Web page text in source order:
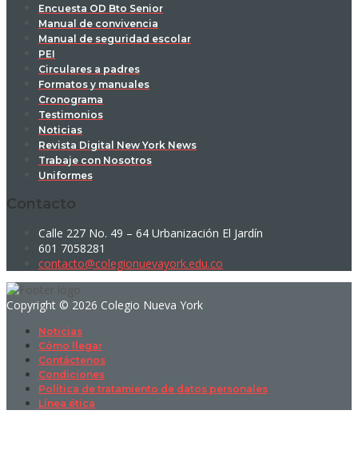
Encuesta OD Bto Senior
Manual de convivencia
Manual de seguridad escolar
PEI
Circulares a padres
Formatos y manuales
Cronograma
Testimonios
Noticias
Revista Digital New York News
Trabaje con Nosotros
Uniformes
Contacto
Calle 227 No. 49 – 64 Urbanización El Jardín
601 7058281
contacto@colegionuevayork.edu.co
Copyright © 2026 Colegio Nueva York
Noticias
Cómo llegar
Contáctenos
Condiciones
Política de tratamiento de datos personales
Línea ética